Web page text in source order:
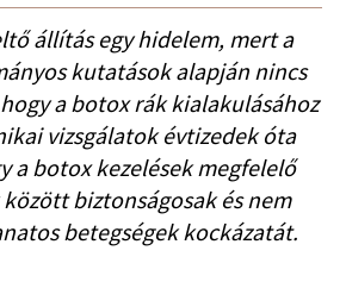
állítás egy hidelem, mert a
kutatások alapján nincs
a botox rák kialakulásához
vizsgálatok évtizedek óta
a botox kezelések megfelelő
biztonságosak és nem
betegségek kockázatát.